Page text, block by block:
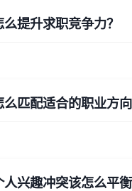
提升求职竞争力？
匹配适合的职业方向
兴趣冲突该怎么平衡